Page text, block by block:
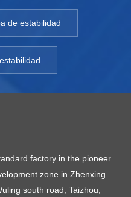
de estabilidad
factory in the pioneer
zone in Zhenxing
south road, Taizhou,